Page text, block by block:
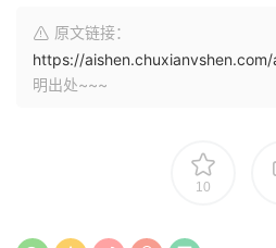
原文链接：
https://
明出处~~~
10